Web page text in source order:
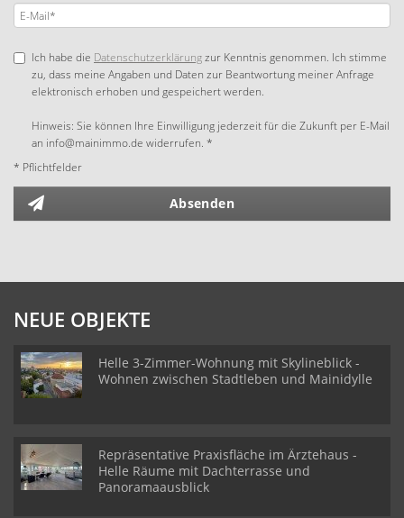
Ich habe die Datenschutzerklärungzur Kenntnis genommen. Ich stimme
zu, dass meine Angaben und Daten zur Beantwortung meiner Anfrage
elektronisch erhoben und gespeichert werden.
Hinweis: Sie können Ihre Einwilligung jederzeit für die Zukunft per E-Mail
an info@mainimmo.de widerrufen. *
* Pflichtfelder
Absenden
NEUE OBJEKTE
Helle 3-Zimmer-Wohnung mit Skylineblick -
Wohnen zwischen Stadtleben und Mainidylle
Repräsentative Praxisfläche im Ärztehaus -
Helle Räume mit Dachterrasse und
Panoramaausblick